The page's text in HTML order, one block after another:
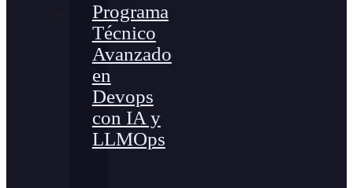
Programa
Técnico
Avanzado
en
Devops
con IA y
LLMOps